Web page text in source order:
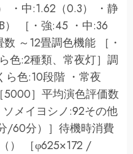
・中:1.62（0.3） ・静
） ［・強:45 ・中:36
～12畳調色機能 ［・
色:2種類、常夜灯］調
ら色:10段階 ・常夜
］平均演色評価数
ソメイヨシノ:92その他
/60分）］待機時消費
） ［φ625×172 /